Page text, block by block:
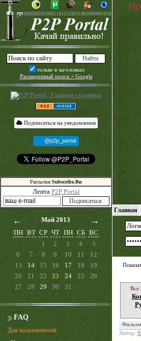
только в заголовках
Расширенный поиск + Google
Подписаться на уведомления
@p2p_portal
Рассылки Subscribe.Ru
Лента P2P Portal
← Май 2013 →
ПН ВТ СР ЧТ ПН СБ ВС
1
2 3 4
5
6
7 8 9 10 11
12
13
14 15 16 17 18
19
20
21 22 23 24 25
26
27
28 29 30 31
FAQ
Для пользователей:
Главная
Все|
Автор: